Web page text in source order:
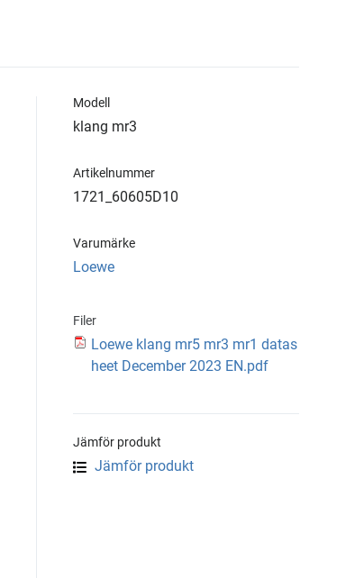
Modell
klang mr3
Artikelnummer
1721_60605D10
Varumärke
Loewe
Filer
Loewe klang mr5 mr3 mr1 datas
heet December 2023 EN.pdf
Jämför produkt
Jämför produkt